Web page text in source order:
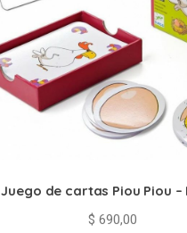
Juego de cartas Piou Piou –
$ 690,00